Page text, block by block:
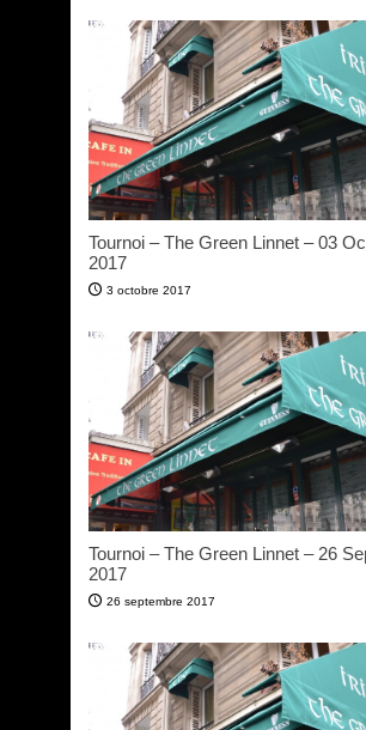
Tournoi – The Green Linnet – 03
2017
3 octobre 2017
Tournoi – The Green Linnet – 26
2017
26 septembre 2017